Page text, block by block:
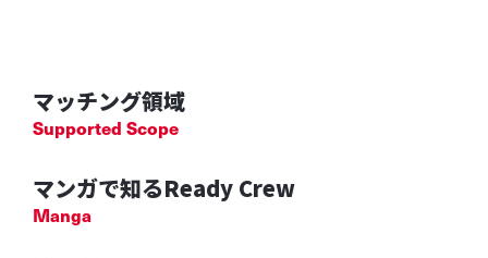
マッチング領域
Supported Scope
マンガで知るReady Crew
Manga